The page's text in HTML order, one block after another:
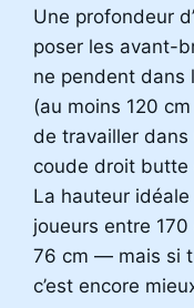
Une profondeur
poser les avant-
ne pendent dans
(au moins 120
de travailler dans
coude droit butte
La hauteur
joueurs entre
76 cm — mais si
c’est encore